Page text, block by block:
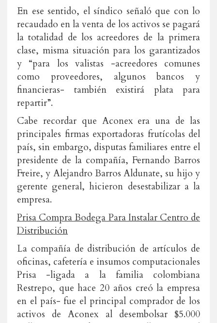
En ese sentido, el síndico señaló que con lo
recaudado en la venta de los activos se pagará
la totalidad de los acreedores de la primera
clase, misma situación para los garantizados
y “para los valistas -acreedores comunes
como proveedores, algunos bancos y
financieras- también existirá plata para
repartir”.
Cabe recordar que Aconex era una de las
principales firmas exportadoras frutícolas del
país, sin embargo, disputas familiares entre el
presidente de la compañía, Fernando Barros
Freire, y Alejandro Barros Aldunate, su hijo y
gerente general, hicieron desestabilizar a la
empresa.
Prisa Compra Bodega Para Instalar Centro de
Distribución
La compañía de distribución de artículos de
oficinas, cafetería e insumos computacionales
Prisa -ligada a la familia colombiana
Restrepo, que hace 20 años creó la empresa
en el país- fue el principal comprador de los
activos de Aconex al desembolsar $5.000